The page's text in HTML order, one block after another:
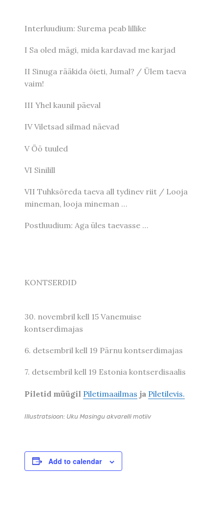
Interluudium: Surema peab lillike
I Sa oled mägi, mida kardavad me karjad
II Sinuga rääkida õieti, Jumal? / Ülem taeva
vaim!
III Yhel kaunil päeval
IV Viletsad silmad näevad
V Öö tuuled
VI Sinilill
VII Tuhksõreda taeva all tydinev riit / Looja
mineman, looja mineman …
Postluudium: Aga üles taevasse …
KONTSERDID
30. novembril kell 15 Vanemuise
kontserdimajas
6. detsembril kell 19 Pärnu kontserdimajas
7. detsembril kell 19 Estonia kontserdisaalis
Piletid müügil Piletimaailmas ja Piletilevis.
Illustratsioon: Uku Masingu akvarelli motiiv
Add to calendar